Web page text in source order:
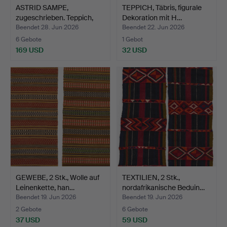
ASTRID SAMPE,
zugeschrieben. Teppich,
Flos…
Beendet 28. Jun 2026
6 Gebote
169 USD
TEPPICH, Täbris, figurale
Dekoration mit H…
Beendet 22. Jun 2026
1 Gebot
32 USD
GEWEBE, 2 Stk., Wolle auf
Leinenkette, han…
Beendet 19. Jun 2026
2 Gebote
37 USD
TEXTILIEN, 2 Stk.,
nordafrikanische Beduin…
Beendet 19. Jun 2026
6 Gebote
59 USD